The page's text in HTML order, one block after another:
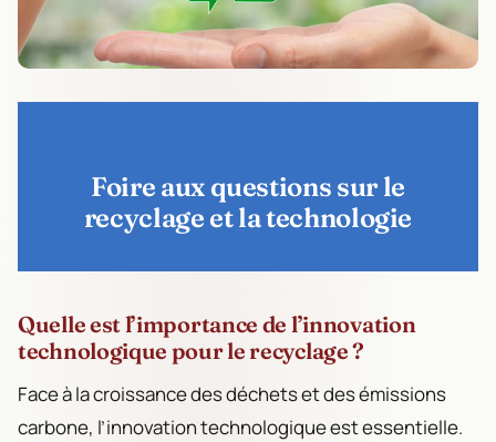
Foire aux questions sur le
recyclage et la technologie
Quelle est l’importance de l’innovation
technologique pour le recyclage ?
Face à la croissance des déchets et des émissions
carbone, l’innovation technologique est essentielle.